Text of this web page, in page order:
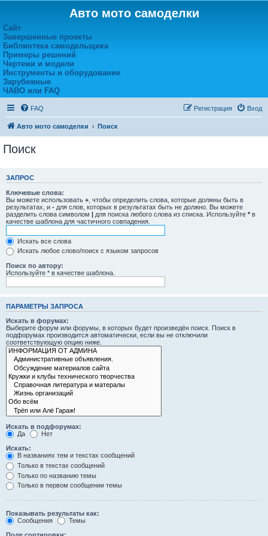
Авто мото самоделки
Сайт
Завершенные проекты
Библиотека самодельщика
Примеры решений
Чертежи и модели
Инструменты и оборудование
Зарубежные
ЧАВО или FAQ
FAQ Вход
Регистрация
Авто мото самоделки Поиск
Поиск
ЗАПРОС
Ключевые слова:
Вы можете использовать + , чтобы определить слова, которые должны быть в
результатах, и - для слов, которых в результатах быть не должно. Вы можете
разделить слова символом | для поиска любого слова из списка. Используйте * в
качестве шаблона для частичного совпадения.
Искать все слова
Искать любое слово/поиск с языком запросов
Поиск по автору:
Используйте * в качестве шаблона.
ПАРАМЕТРЫ ЗАПРОСА
Искать в форумах:
Выберите форум или форумы, в которых будет произведён поиск. Поиск в
подфорумах производится автоматически, если вы не отключили
соответствующую опцию ниже.
Искать в подфорумах:
Да
Нет
Искать:
В названиях тем и текстах сообщений
Только в текстах сообщений
Только по названию темы
Только в первом сообщении темы
Показывать результаты как:
Сообщения
Темы